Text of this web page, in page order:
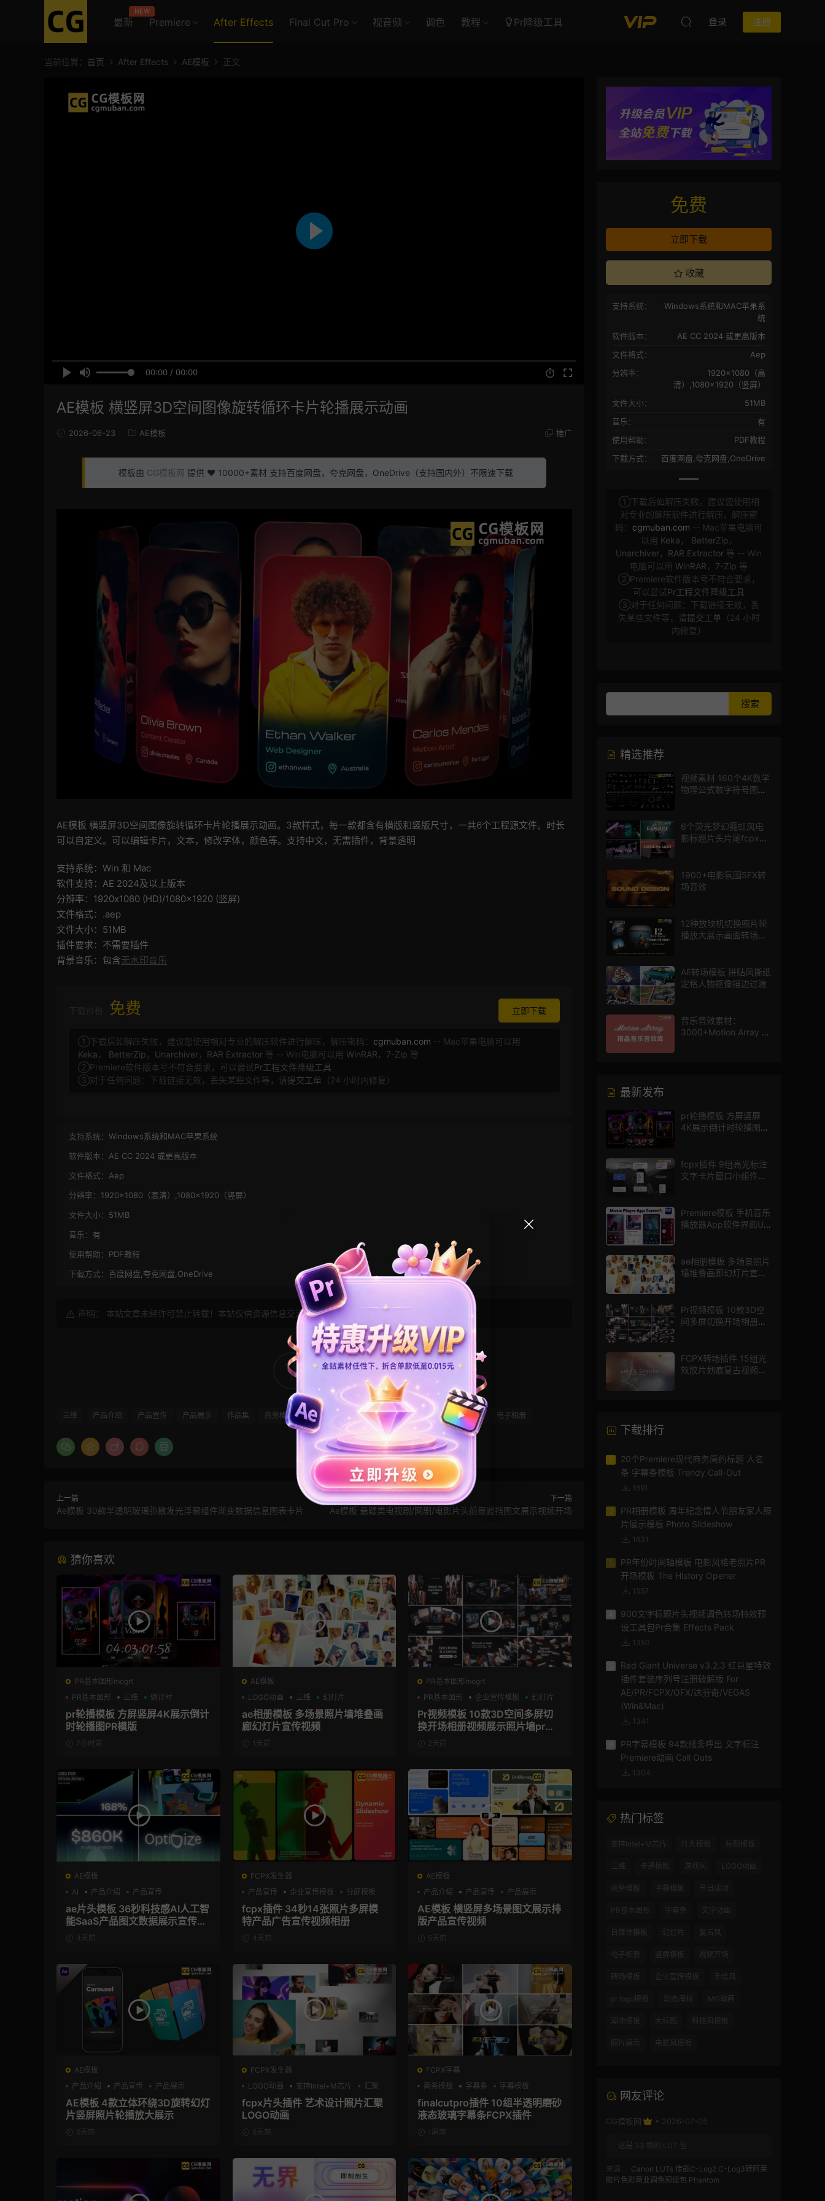
最新
NEW
Premiere After Effects Final Cut Pro 视音频 调色 教程 Pr降级工具 登录 注册
当前位置： 首页 After Effects AE模板 正文
00:00 / 00:00
AE模板 横竖屏3D空间图像旋转循环卡片轮播展示动画
2026-06-23 AE模板 推广
模板由 CG模板网 提供 ❤️ 10000+素材 支持百度网盘，夸克网盘，OneDrive（支持国内外）不限速下载
AE模板 横竖屏3D空间图像旋转循环卡片轮播展示动画。3款样式，每一款都含有横版和竖版尺寸，一共6个工程源文件。时长
可以自定义。可以编辑卡片，文本，修改字体，颜色等。支持中文，无需插件，背景透明
支持系统：Win 和 Mac
软件支持：AE 2024及以上版本
分辨率：1920x1080 (HD)/1080x1920 (竖屏)
文件格式：.aep
文件大小：51MB
插件要求：不需要插件
背景音乐：包含无水印音乐
免费 立即下载
①下载后如解压失败，建议您使用相对专业的解压软件进行解压，解压密码： cgmuban.com -- Mac苹果电脑可以用
Keka ， BetterZip ， Unarchiver， RAR Extractor 等 -- Win电脑可以用 WinRAR ， 7-Zip 等
②Premiere软件版本号不符合要求，可以尝试Pr工程文件降级工具
③对于任何问题：下载链接无效，丢失某些文件等，请提交工单 （24 小时内修复）
支持系统： Windows系统和MAC苹果系统
软件版本： AE CC 2024 或更高版本
文件格式： Aep
分辨率： 1920×1080（高清）,1080×1920（竖屏）
文件大小： 51MB
音乐： 有
使用帮助： PDF教程
下载方式： 百度网盘,夸克网盘,OneDrive
声明： 本站文章未经许可禁止转载！本站仅供资源信息交流学习， 版权说明 点此了解
6
三维 产品介绍 产品宣传 产品展示 作品集 商务模板 广告 模特 照片墙 照片展示 照片轮播 电子相册
上一篇
Ae模板 30款半透明玻璃弥散发光浮窗组件渐变数据信息图表卡片
下一篇
Ae模板 悬疑类电视剧/网剧/电影片头前景遮挡图文展示视频开场
猜你喜欢
PR基本图形mogrt
PR基本图形
三维 倒计时
pr轮播模板 方屏竖屏4K展示倒计
时轮播图PR模版
7小时前
AE模板
LOGO动画
三维 幻灯片
ae相册模板 多场景照片墙堆叠画
廊幻灯片宣传视频
1天前
PR基本图形mogrt
PR基本图形
企业宣传模板 幻灯片
Pr视频模板 10款3D空间多屏切
换开场相册视频展示照片墙pr模
2天前
AE模板
AI
产品介绍 产品宣传
ae片头模板 36秒科技感AI人工智
能SaaS产品图文数据展示宣传视
频AE模板
4天前
FCPX发生器
产品宣传
企业宣传模板 分屏模板
fcpx插件 34秒14张照片多屏模
特产品广告宣传视频相册
4天前
AE模板
产品介绍
产品宣传 产品展示
AE模板 横竖屏多场景图文展示排
版产品宣传视频
5天前
AE模板
产品介绍
产品宣传 产品展示
AE模板 4款立体环绕3D旋转幻灯
片竖屏照片轮播放大展示
6天前
FCPX发生器
LOGO动画
支持Intel+M芯片 汇聚
fcpx片头插件 艺术设计照片汇聚
LOGO动画
6天前
FCPX字幕
商务模板
字幕条 字幕模板
finalcutpro插件 10组半透明磨砂
液态玻璃字幕条FCPX插件
1周前
免费
立即下载
收藏
支持系统：
Windows系统和MAC苹果系
统
软件版本：
AE CC 2024 或更高版本
文件格式：
Aep
分辨率：
1920×1080（高
清）,1080×1920（竖屏）
文件大小：
51MB
音乐：
有
使用帮助：
PDF教程
下载方式：
百度网盘,夸克网盘,OneDrive
①下载后如解压失败，建议您使用相
对专业的解压软件进行解压，解压密
码： cgmuban.com -- Mac苹果电脑可
以用 Keka ， BetterZip ，
Unarchiver， RAR Extractor 等 -- Win
电脑可以用 WinRAR ， 7-Zip 等
②Premiere软件版本号不符合要求，
可以尝试Pr工程文件降级工具
③对于任何问题：下载链接无效，丢
失某些文件等，请提交工单 （24 小时
内修复）
精选推荐
视频素材 160个4K数学
物理公式数字符号图标
6个荧光梦幻霓虹风电
影标题片头片尾fcpx插
1900+电影氛围SFX转
场音效
12种放映机切换照片轮
播放大展示画面转场动
AE转场模板 拼贴风撕纸
定格人物抠像描边过渡
音乐音效素材：
3000+Motion Array 影
最新发布
pr轮播模板 方屏竖屏
4K展示倒计时轮播图
fcpx插件 9组高光标注
文字卡片窗口小组件浮
Premiere模板 手机音乐
播放器App软件界面UI
ae相册模板 多场景照片
墙堆叠画廊幻灯片宣传
Pr视频模板 10款3D空
间多屏切换开场相册视
FCPX转场插件 15组光
效胶片划痕复古视频过
下载排行
1
20个Premiere现代商务简约标题 人名
条 字幕条模板 Trendy Call-Out
1691
2
PR相册模板 周年纪念情人节朋友家人照
片展示模板 Photo Slideshow
1631
3
PR年份时间轴模板 电影风格老照片PR
开场模板 The History Opener
1557
900文字标题片头视频调色转场特效预
设工具包Pr合集 Effects Pack
1350
Red Giant Universe v3.2.3 红巨星特效
插件套装序列号注册破解版 For
AE/PR/FCPX/OFX/达芬奇/VEGAS
(Win&Mac)
1341
PR字幕模板 94款线条呼出 文字标注
Premiere动画 Call Outs
1304
热门标签
支持Intel+M芯片 片头模板 标题模板
三维 卡通模板 游戏风 LOGO动画
商务模板 字幕模板 节日活动
PR基本图形 字幕条 文字动画
自媒体模板 幻灯片 复古风
电子相册 竖屏模板 视频开场
转场模板 企业宣传模板 手绘风
pr logo模板 动态海报 MG动画
潮流模板 大标题 科技风模板
照片展示 电影风模板
网友评论
CG模板网 • 2026-07-05
这是 33 格的 LUT 包
来源：
Canon LUTs 佳能C-Log2 C-Log3转阿莱
胶片色彩商业调色预设包 Phantom